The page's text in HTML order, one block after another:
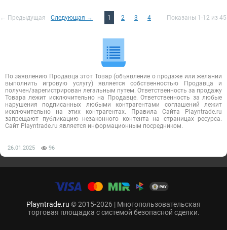
← Предыдущая Следующая → 1 2 3 4 Показаны 1-12 из 45
По заявлению Продавца этот Товар (объявление о продаже или желании
выполнить игровую услугу) является собственностью Продавца и
получен/зарегистрирован легальным путем. Ответственность за продажу
Товара лежит исключительно на Продавце. Ответственность за любые
нарушения подписанных любыми контрагентами соглашений лежит
исключительно на этих контрагентах. Правила Сайта Playntrade.ru
запрещают публикацию незаконного контента на страницах ресурса.
Сайт Playntrade.ru является информационным посредником.
26.01.2025 96
Playntrade.ru © 2015-2026 | Многопользовательская
торговая площадка с системой безопасной сделки.